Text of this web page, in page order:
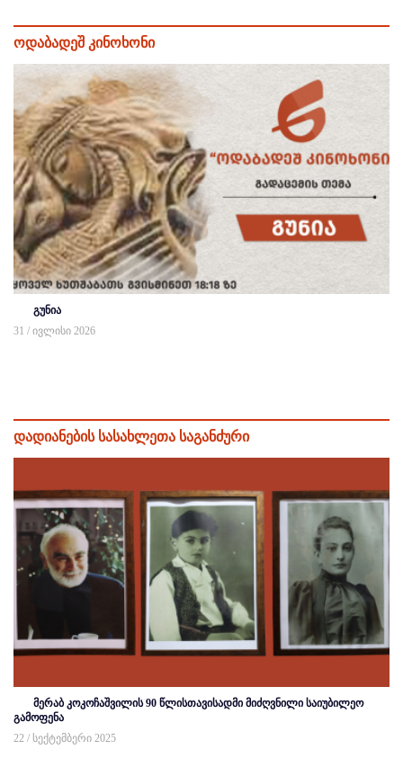
ოდაბადეშ კინოხონი
გუნია
31 / ივლისი 2026
დადიანების სასახლეთა საგანძური
მერაბ კოკოჩაშვილის 90 წლისთავისადმი მიძღვნილი საიუბილეო
გამოფენა
22 / სექტემბერი 2025